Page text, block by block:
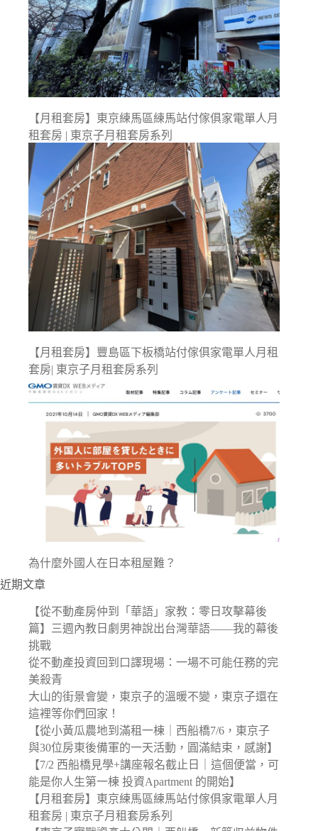
【月租套房】東京練馬區練馬站付傢俱家電單人月
租套房 | 東京子月租套房系列
【月租套房】豐島區下板橋站付傢俱家電單人月租
套房| 東京子月租套房系列
為什麼外國人在日本租屋難？
近期文章
【從不動產房仲到「華語」家教：零日攻擊幕後
篇】三週內教日劇男神說出台灣華語——我的幕後
挑戰
從不動產投資回到口譯現場：一場不可能任務的完
美殺青
大山的街景會變，東京子的溫暖不變，東京子還在
這裡等你們回家！
【從小黃瓜農地到滿租一棟｜西船橋7/6，東京子
與30位房東後備軍的一天活動，圓滿結束，感謝】
【7/2 西船橋見學+講座報名截止日｜這個便當，可
能是你人生第一棟 投資Apartment 的開始】
【月租套房】東京練馬區練馬站付傢俱家電單人月
租套房 | 東京子月租套房系列